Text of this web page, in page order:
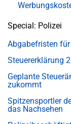
Special: Polizei
Abgabefristen
Steuererklärung
Geplante
zukommt
Spitzensportler
das Nachsehen